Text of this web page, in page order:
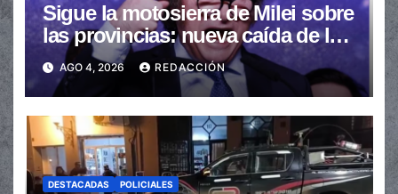
Sigue la motosierra de Milei sobre
las provincias: nueva caída de las
transferencias no automáticas
AGO 4, 2026 REDACCIÓN
DESTACADAS POLICIALES